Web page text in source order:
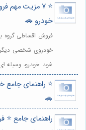
⭐️ 7 مزیت
خودرو 🚗
فروش اقساطی گروه
خودروی شخصی
شود. خودرو، وسیله
⭐️ راهنمای جامع
🚗